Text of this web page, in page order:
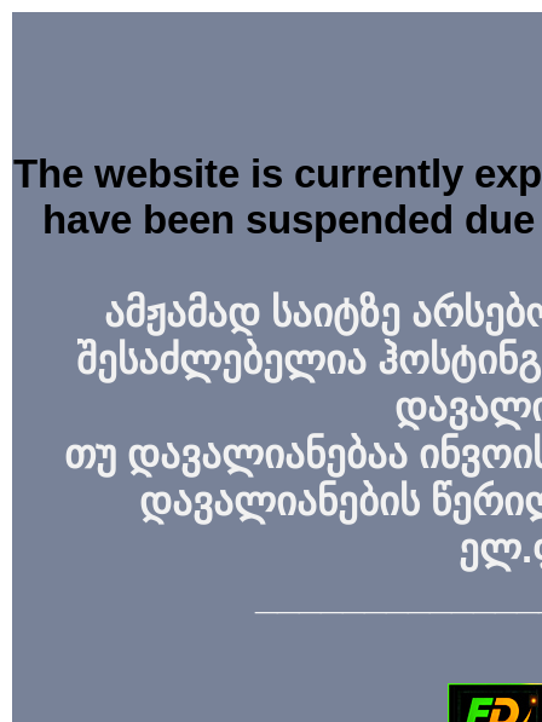
The website is currently
have been suspended
ამჟამად საიტზე
შესაძლებელია
თუ დავალიანებაა
დავალიანების